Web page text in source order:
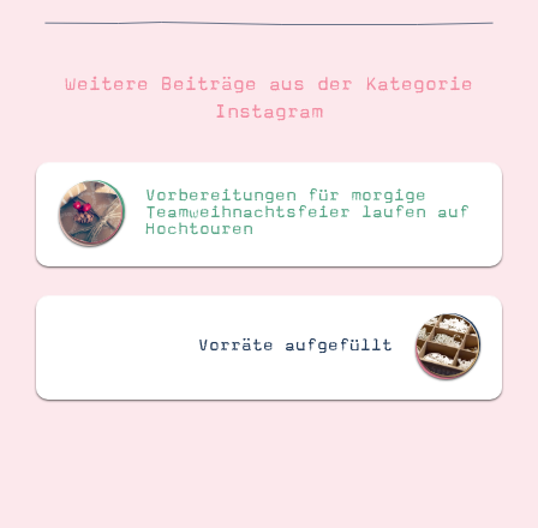
Suche Impressum Datenschutz
Weitere Beiträge aus der Kategorie
Instagram
Vorbereitungen für morgige
Teamweihnachtsfeier laufen auf
Hochtouren
Vorräte aufgefüllt